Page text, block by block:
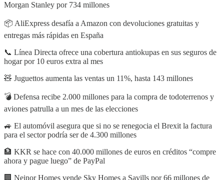
Morgan Stanley por 734 millones
📦 AliExpress desafía a Amazon con devoluciones gratuitas y
entregas más rápidas en España
📞 Línea Directa ofrece una cobertura antiokupas en sus seguros de
hogar por 10 euros extra al mes
🧸 Juguettos aumenta las ventas un 11%, hasta 143 millones
💣 Defensa recibe 2.000 millones para la compra de todoterrenos y
aviones patrulla a un mes de las elecciones
🚙 El automóvil asegura que si no se renegocia el Brexit la factura
para el sector podría ser de 4.300 millones
🏦 KKR se hace con 40.000 millones de euros en créditos “compre
ahora y pague luego” de PayPal
🏢 Neinor Homes vende Sky Homes a Savills por 66 millones de